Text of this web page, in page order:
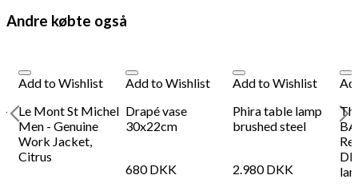
Andre købte også
-
Add to Wishlist
Le Mont St Michel
Men - Genuine
Work Jacket,
Citrus
Add to Wishlist
Drapé vase
30x22cm
680DKK
Add to Wishlist
Phira table lamp
brushed steel
2.980DKK